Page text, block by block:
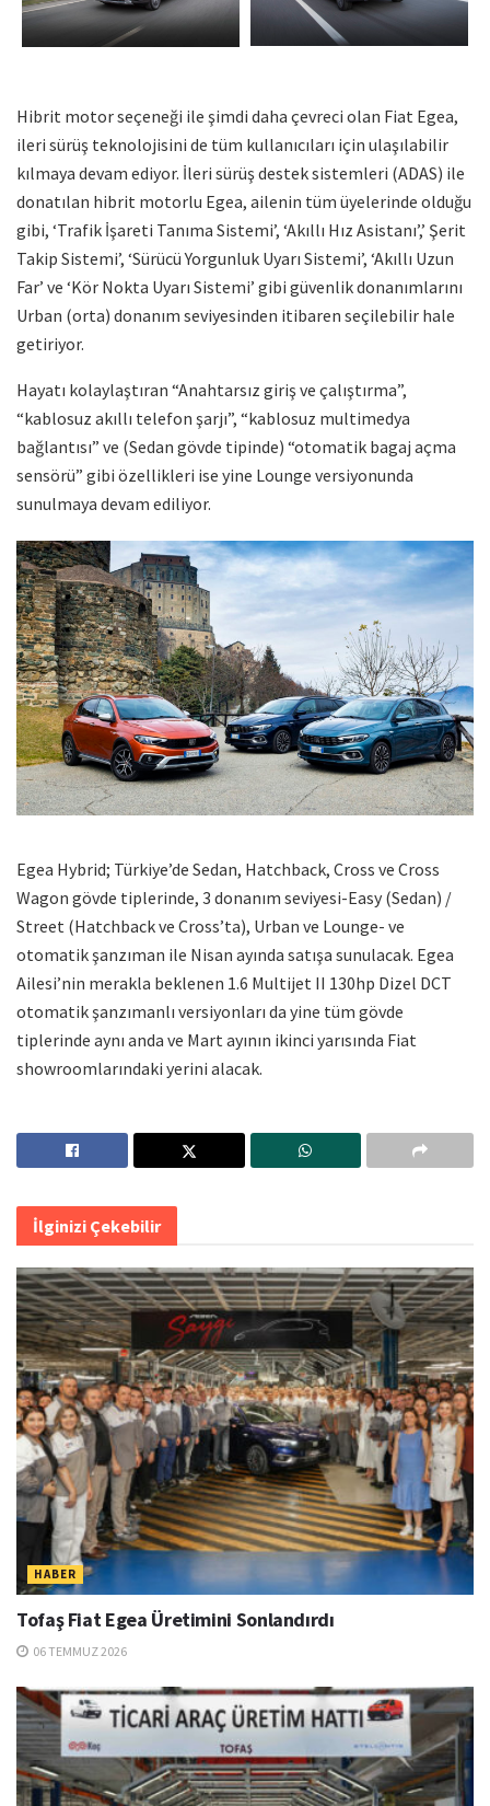
Hibrit motor seçeneği ile şimdi daha çevreci olan Fiat Egea,
ileri sürüş teknolojisini de tüm kullanıcıları için ulaşılabilir
kılmaya devam ediyor. İleri sürüş destek sistemleri (ADAS) ile
donatılan hibrit motorlu Egea, ailenin tüm üyelerinde olduğu
gibi, ‘Trafik İşareti Tanıma Sistemi’, ‘Akıllı Hız Asistanı’,’ Şerit
Takip Sistemi’, ‘Sürücü Yorgunluk Uyarı Sistemi’, ‘Akıllı Uzun
Far’ ve ‘Kör Nokta Uyarı Sistemi’ gibi güvenlik donanımlarını
Urban (orta) donanım seviyesinden itibaren seçilebilir hale
getiriyor.
Hayatı kolaylaştıran “Anahtarsız giriş ve çalıştırma”,
“kablosuz akıllı telefon şarjı”, “kablosuz multimedya
bağlantısı” ve (Sedan gövde tipinde) “otomatik bagaj açma
sensörü” gibi özellikleri ise yine Lounge versiyonunda
sunulmaya devam ediliyor.
Egea Hybrid; Türkiye’de Sedan, Hatchback, Cross ve Cross
Wagon gövde tiplerinde, 3 donanım seviyesi-Easy (Sedan) /
Street (Hatchback ve Cross’ta), Urban ve Lounge- ve
otomatik şanzıman ile Nisan ayında satışa sunulacak. Egea
Ailesi’nin merakla beklenen 1.6 Multijet II 130hp Dizel DCT
otomatik şanzımanlı versiyonları da yine tüm gövde
tiplerinde aynı anda ve Mart ayının ikinci yarısında Fiat
showroomlarındaki yerini alacak.
İlginizi Çekebilir
HABER
Tofaş Fiat Egea Üretimini Sonlandırdı
06 TEMMUZ 2026